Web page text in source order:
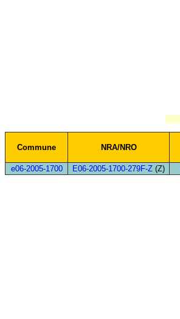
Commune NRA/NRO
e06-2005-1700
E06-2005-1700-279F-Z (Z)